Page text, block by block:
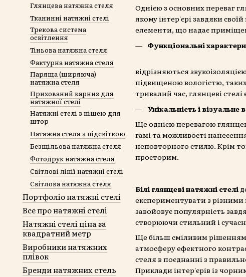
Однією з основних переваг
якому інтер'єрі завдяки
елементи, що надає
Функціональні
відрізняються
підвищеною вологістю, таких
тривалий час, глянцеві
Унікальність і
Ще однією перевагою
гамі та можливості
неповторного стилю. Крім
просторим.
Білі глянцеві натяжні стелі
експериментувати з різними
завойовує популярність
створюючи стильний і
Ще більш сміливим
атмосферу ефектного
стеля в поєднанні з
Приклади інтер'єрів із
Глянцева натяжна стеля
Тканинні натяжні стелі
Трекова система
освітлення
Тіньова натяжна стеля
Фактурна натяжна стеля
Паряща (ширяюча)
натяжна стеля
Прихований карниз для
натяжної стелі
Натяжні стелі з нішею для
штор
Натяжна стеля з підсвіткою
Безщільова натяжна стеля
Фотодрук натяжна стеля
Світлові лінії натяжні стелі
Світлова натяжна стеля
Портфоліо натяжні стелі
Все про натяжні стелі
Натяжні стелі ціна за
квадратний метр
Виробники натяжних
плівок
Бренди натяжних стель